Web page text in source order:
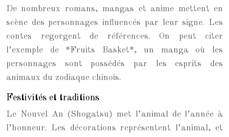
De nombreux romans, mangas et anime mettent en
scène des personnages influencés par leur signe. Les
contes regorgent de références. On peut citer
l’exemple de *Fruits Basket*, un manga où les
personnages sont possédés par les esprits des
animaux du zodiaque chinois.
Festivités et traditions
Le Nouvel An (Shogatsu) met l’animal de l’année à
l’honneur. Les décorations représentent l’animal, et